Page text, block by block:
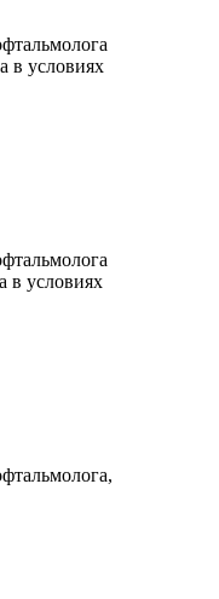
в условиях
в условиях